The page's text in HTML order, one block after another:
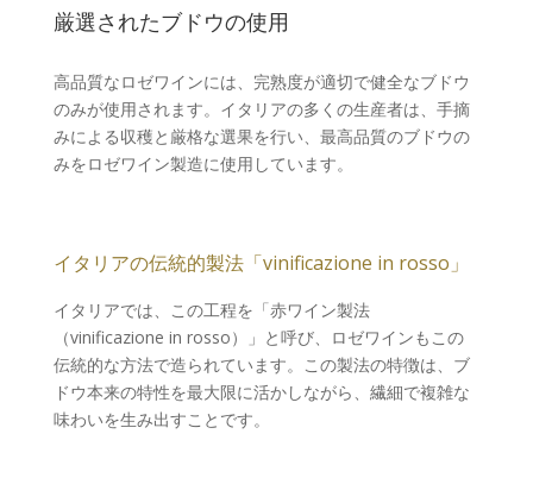
厳選されたブドウの使用
高品質なロゼワインには、完熟度が適切で健全なブドウ
のみが使用されます。イタリアの多くの生産者は、手摘
みによる収穫と厳格な選果を行い、最高品質のブドウの
みをロゼワイン製造に使用しています。
イタリアの伝統的製法「vinificazione in rosso」
イタリアでは、この工程を「赤ワイン製法
（vinificazione in rosso）」と呼び、ロゼワインもこの
伝統的な方法で造られています。この製法の特徴は、ブ
ドウ本来の特性を最大限に活かしながら、繊細で複雑な
味わいを生み出すことです。